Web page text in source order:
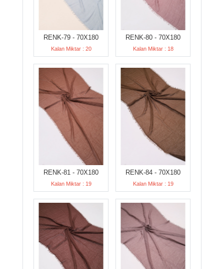
RENK-79 - 70X180
Kalan Miktar : 20
RENK-80 - 70X180
Kalan Miktar : 18
RENK-81 - 70X180
Kalan Miktar : 19
RENK-84 - 70X180
Kalan Miktar : 19